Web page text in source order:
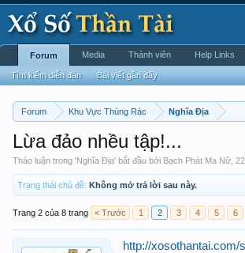
Forum Khu Vực Thùng Rác Nghĩa Địa
Lừa đảo nhều tập!...
Thảo luận trong 'Nghĩa Địa' bắt đầu bởi Bạch Phát Ma Nữ
Trạng thái chủ đề: Không mở trả lời sau này.
Trang 2 của 8 trang < Trước 1 2 3 4 5 6
http://xosothantai.com/
Forum
Tìm kiếm diễn đàn Bài viết gần đây
Media Thành viên Help Links